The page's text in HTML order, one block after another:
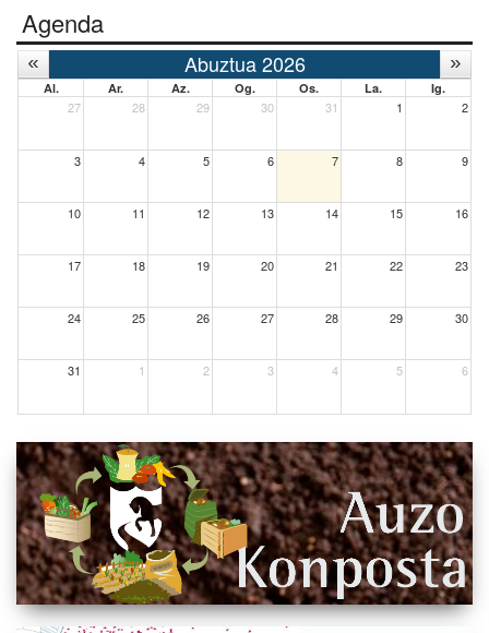
Agenda
Abuztua 2026
Al. Ar. Az. Og. Os. La. Ig.
27 28 29 30 31 1 2
3 4 5 6 7 8 9
10 11 12 13 14 15 16
17 18 19 20 21 22 23
24 25 26 27 28 29 30
31 1 2 3 4 5 6